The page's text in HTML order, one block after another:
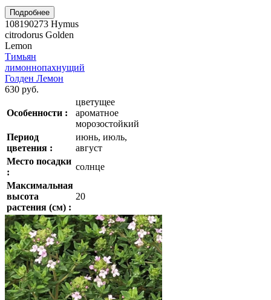
Подробнее
108190273 Hymus
citrodorus Golden
Lemon
Тимьян
лимоннопахнущий
Голден Лемон
630 руб.
Особенности :
цветущее
ароматное
морозостойкий
Период
цветения :
июнь, июль,
август
Место посадки
:
солнце
Максимальная
высота
растения (см) :
20